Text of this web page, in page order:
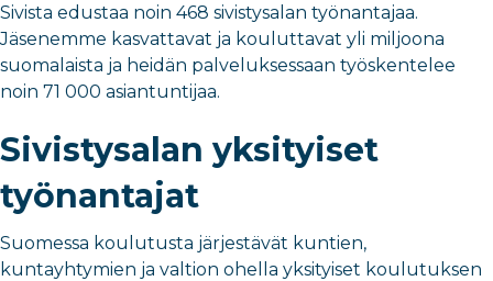
Sivista edustaa noin 468 sivistysalan työnantajaa.
Jäsenemme kasvattavat ja kouluttavat yli miljoona
suomalaista ja heidän palveluksessaan työskentelee
noin 71 000 asiantuntijaa.
Sivistysalan yksityiset
työnantajat
Suomessa koulutusta järjestävät kuntien,
kuntayhtymien ja valtion ohella yksityiset koulutuksen